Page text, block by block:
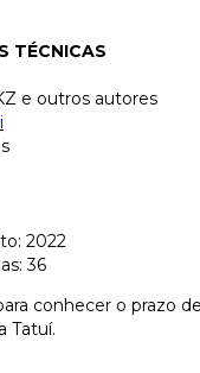
TÉCNICAS
e outros autores
2022
36
conhecer o prazo
Tatuí.